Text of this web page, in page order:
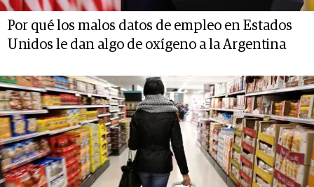
Por qué los malos datos de empleo en Estados
Unidos le dan algo de oxígeno a la Argentina